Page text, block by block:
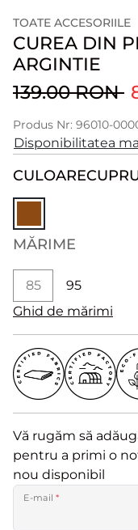
TOATE ACCESORIILE
CUREA DIN
ARGINTIE
139.00 RON
Produs Nr: 96010-
Disponibilitatea
CULOARE
MĂRIME
85
95
Ghid de mărimi
Vă rugăm să
pentru a primi o
nou disponibil
E-mail*